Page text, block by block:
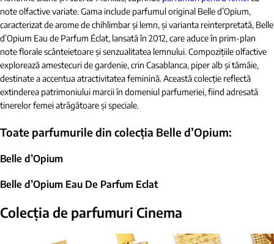
note olfactive variate. Gama include parfumul original Belle d’Opium,
caracterizat de arome de chihlimbar și lemn, și varianta reinterpretată, Belle
d’Opium Eau de Parfum Éclat, lansată în 2012, care aduce în prim-plan
note florale scânteietoare și senzualitatea lemnului. Compozițiile olfactive
explorează amestecuri de gardenie, crin Casablanca, piper alb și tămâie,
destinate a accentua atractivitatea feminină. Această colecție reflectă
extinderea patrimoniului marcii în domeniul parfumeriei, fiind adresată
tinerelor femei atrăgătoare și speciale.
Toate parfumurile din colecția Belle d’Opium:
Belle d’Opium
Belle d’Opium Eau De Parfum Eclat
Colecția de parfumuri Cinema